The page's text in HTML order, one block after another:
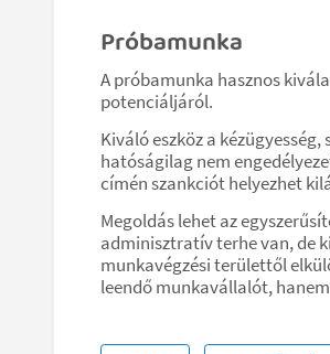
Próbamunka
A próbamunka hasznos
potenciáljáról.
Kiváló eszköz a
hatóságilag nem
címén szankciót helyezhet
Megoldás lehet az
adminisztratív terhe van, de
munkavégzési területtől
leendő munkavállalót,